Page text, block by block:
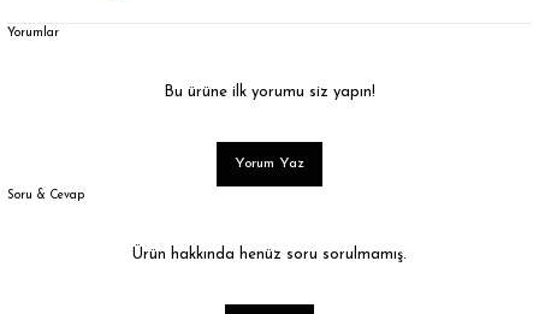
Yorumlar
Bu ürüne ilk yorumu siz yapın!
Yorum Yaz
Soru & Cevap
Ürün hakkında henüz soru sorulmamış.